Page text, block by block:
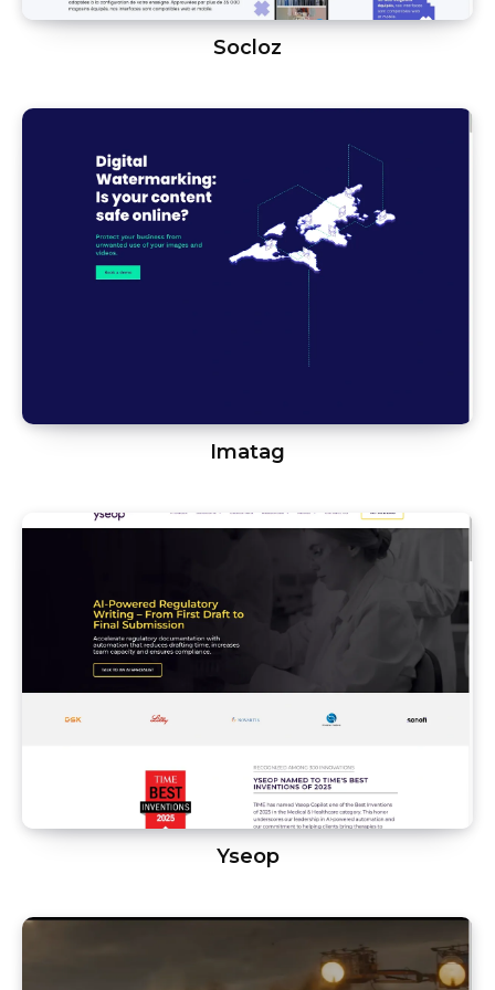
Socloz
Imatag
Yseop